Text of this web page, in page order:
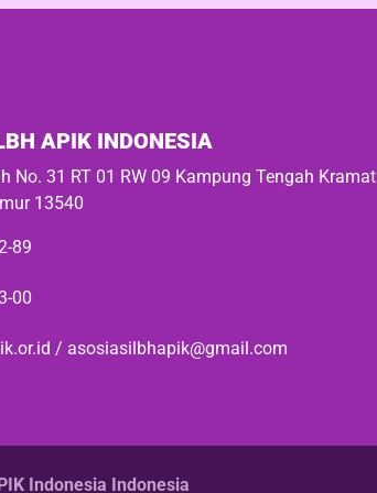
APIK INDONESIA
No. 31 RT 01 RW 09 Kampung Tengah Kramat
13540
89
00
/ asosiasilbhapik@gmail.com
Indonesia Indonesia